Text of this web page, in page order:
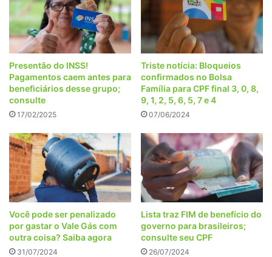
Presentão do INSS!
Pagamentos caem antes para
beneficiários desse grupo;
consulte
17/02/2025
Triste notícia: Bloqueios
confirmados no Bolsa
Família para CPF final 3, 0, 8,
9, 1, 2, 5, 6, 5, 7 e 4
07/06/2024
Você pode ser penalizado
por gastar o Vale Gás com
outra coisa? Saiba agora
31/07/2024
Lista traz FIM de benefício do
governo para brasileiros;
consulte seu CPF
26/07/2024